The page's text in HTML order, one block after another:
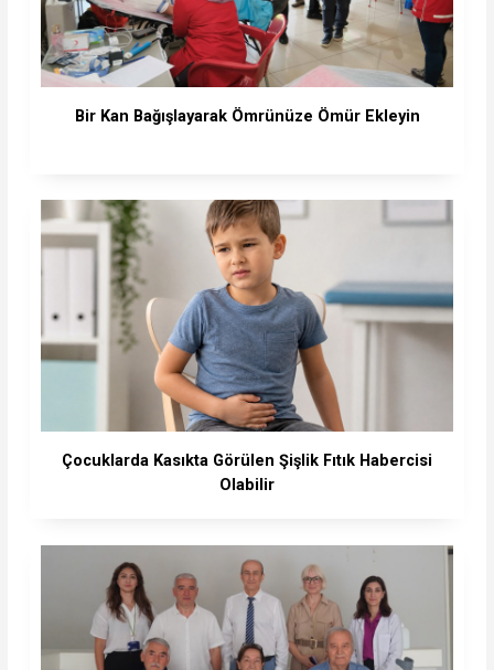
Bir Kan Bağışlayarak Ömrünüze Ömür Ekleyin
Çocuklarda Kasıkta Görülen Şişlik Fıtık Habercisi
Olabilir